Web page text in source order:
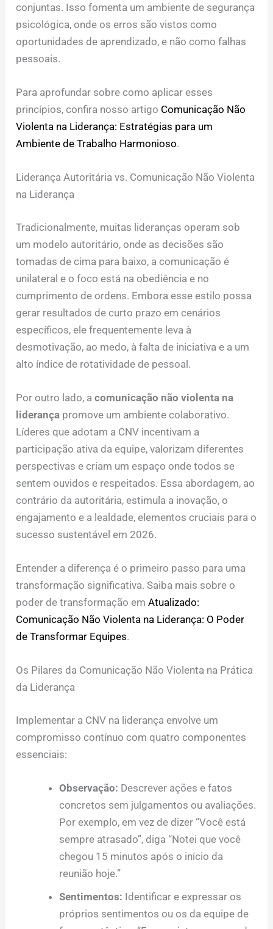
conjuntas. Isso fomenta um ambiente de segurança
psicológica, onde os erros são vistos como
oportunidades de aprendizado, e não como falhas
pessoais.
Para aprofundar sobre como aplicar esses
princípios, confira nosso artigo Comunicação Não
Violenta na Liderança: Estratégias para um
Ambiente de Trabalho Harmonioso.
Liderança Autoritária vs. Comunicação Não Violenta
na Liderança
Tradicionalmente, muitas lideranças operam sob
um modelo autoritário, onde as decisões são
tomadas de cima para baixo, a comunicação é
unilateral e o foco está na obediência e no
cumprimento de ordens. Embora esse estilo possa
gerar resultados de curto prazo em cenários
específicos, ele frequentemente leva à
desmotivação, ao medo, à falta de iniciativa e a um
alto índice de rotatividade de pessoal.
Por outro lado, acomunicação não violenta na
liderança promove um ambiente colaborativo.
Líderes que adotam a CNV incentivam a
participação ativa da equipe, valorizam diferentes
perspectivas e criam um espaço onde todos se
sentem ouvidos e respeitados. Essa abordagem, ao
contrário da autoritária, estimula a inovação, o
engajamento e a lealdade, elementos cruciais para o
sucesso sustentável em 2026.
Entender a diferença é o primeiro passo para uma
transformação significativa. Saiba mais sobre o
poder de transformação emAtualizado:
Comunicação Não Violenta na Liderança: O Poder
de Transformar Equipes.
Os Pilares da Comunicação Não Violenta na Prática
da Liderança
Implementar a CNV na liderança envolve um
compromisso contínuo com quatro componentes
essenciais:
Observação: Descrever ações e fatos
concretos sem julgamentos ou avaliações.
Por exemplo, em vez de dizer “Você está
sempre atrasado”, diga “Notei que você
chegou 15 minutos após o início da
reunião hoje.”
Sentimentos: Identificar e expressar os
próprios sentimentos ou os da equipe de